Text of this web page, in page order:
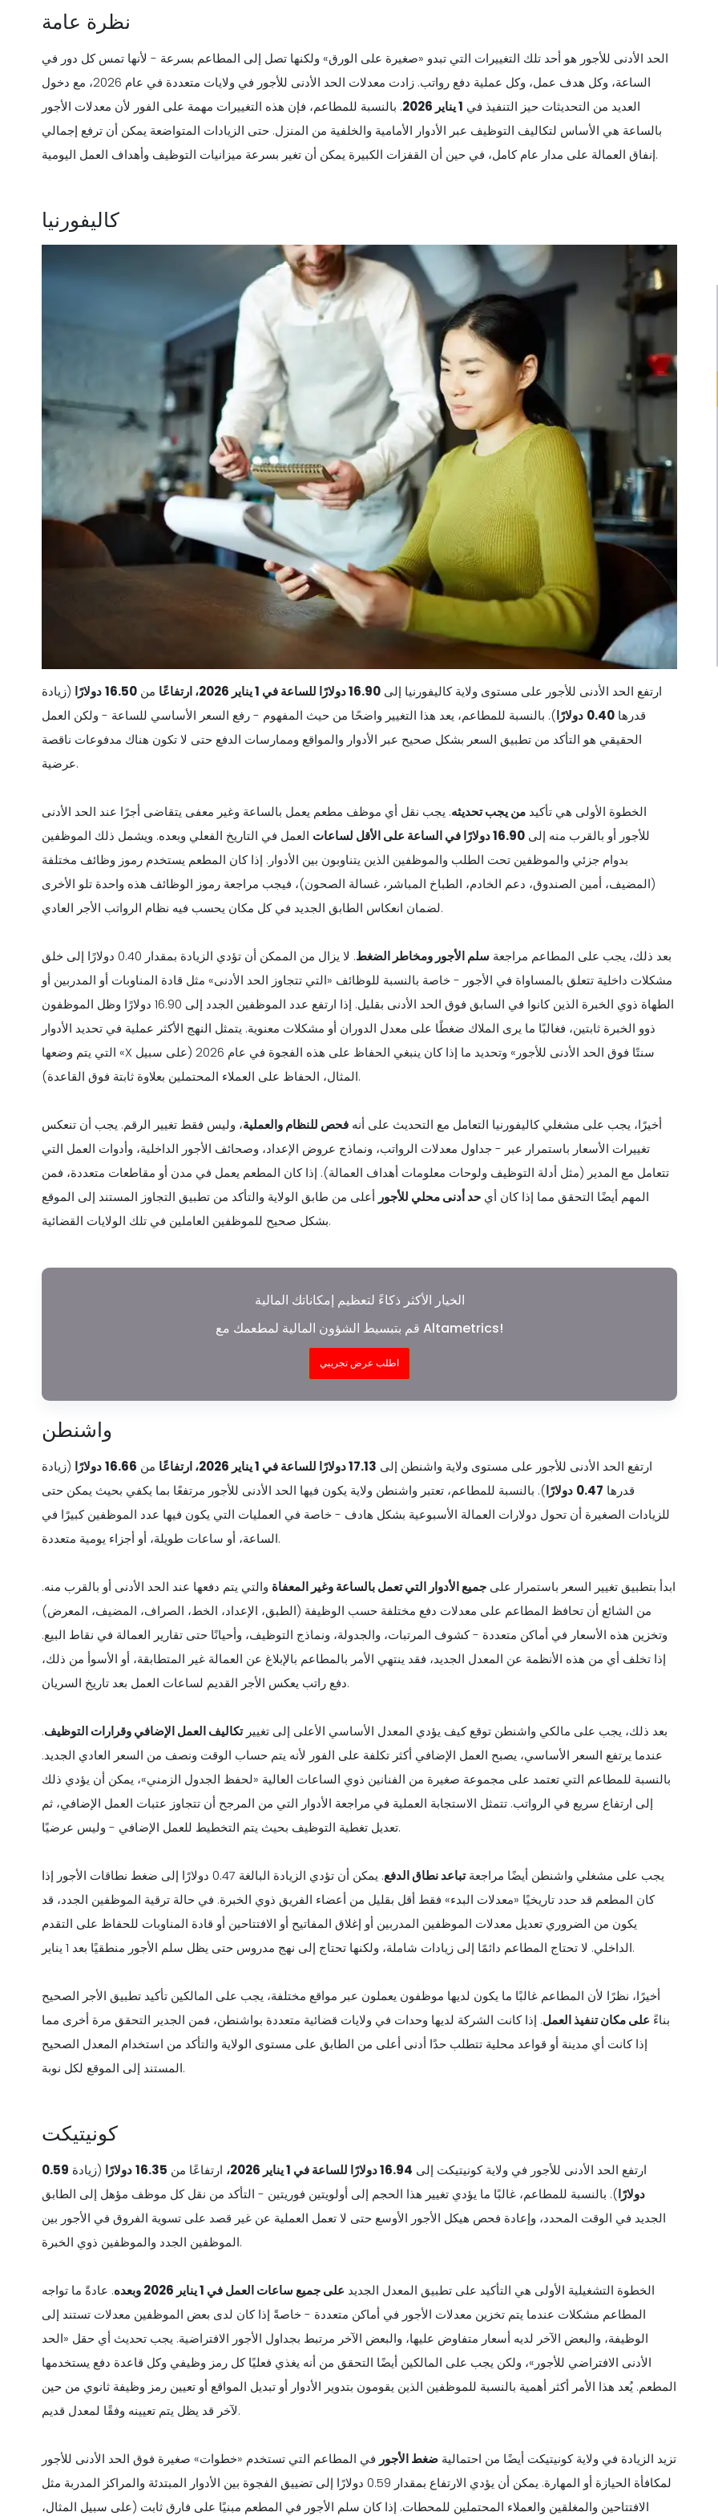
نظرة عامة
الحد الأدنى للأجور هو أحد تلك التغييرات التي تبدو «صغيرة على الورق» ولكنها تصل إلى المطاعم بسرعة - لأنها تمس كل دور في
الساعة، وكل هدف عمل، وكل عملية دفع رواتب. زادت معدلات الحد الأدنى للأجور في ولايات متعددة في عام 2026، مع دخول
العديد من التحديثات حيز التنفيذ في 1 يناير 2026
. بالنسبة للمطاعم، فإن هذه التغييرات مهمة على الفور لأن معدلات الأجور
بالساعة هي الأساس لتكاليف التوظيف عبر الأدوار الأمامية والخلفية من المنزل. حتى الزيادات المتواضعة يمكن أن ترفع إجمالي
إنفاق العمالة على مدار عام كامل، في حين أن القفزات الكبيرة يمكن أن تغير بسرعة ميزانيات التوظيف وأهداف العمل اليومية.
كاليفورنيا
ارتفع الحد الأدنى للأجور على مستوى ولاية كاليفورنيا إلى 16.90دولارًا للساعة في 1 يناير 2026، ارتفاعًا من 16.50دولارًا (زيادة
قدرها 0.40 دولارًا). بالنسبة للمطاعم، يعد هذا التغيير واضحًا من حيث المفهوم - رفع السعر الأساسي للساعة - ولكن العمل
الحقيقي هو التأكد من تطبيق السعر بشكل صحيح عبر الأدوار والمواقع وممارسات الدفع حتى لا تكون هناك مدفوعات ناقصة
عرضية.
الخطوة الأولى هي تأكيد من يجب تحديثه. يجب نقل أي موظف مطعم يعمل بالساعة وغير معفى يتقاضى أجرًا عند الحد الأدنى
للأجور أو بالقرب منه إلى 16.90دولارًافي الساعة على الأقل لساعات العمل في التاريخ الفعلي وبعده. ويشمل ذلك الموظفين
بدوام جزئي والموظفين تحت الطلب والموظفين الذين يتناوبون بين الأدوار. إذا كان المطعم يستخدم رموز وظائف مختلفة
(المضيف، أمين الصندوق، دعم الخادم، الطباخ المباشر، غسالة الصحون)، فيجب مراجعة رموز الوظائف هذه واحدة تلو الأخرى
لضمان انعكاس الطابق الجديد في كل مكان يحسب فيه نظام الرواتب الأجر العادي.
بعد ذلك، يجب على المطاعم مراجعة سلم الأجور ومخاطر الضغط
. لا يزال من الممكن أن تؤدي الزيادة بمقدار 0.40 دولارًا إلى خلق
مشكلات داخلية تتعلق بالمساواة في الأجور - خاصة بالنسبة للوظائف «التي تتجاوز الحد الأدنى» مثل قادة المناوبات أو المدربين أو
الطهاة ذوي الخبرة الذين كانوا في السابق فوق الحد الأدنى بقليل. إذا ارتفع عدد الموظفين الجدد إلى 16.90 دولارًا وظل الموظفون
ذوو الخبرة ثابتين، فغالبًا ما يرى الملاك ضغطًا على معدل الدوران أو مشكلات معنوية. يتمثل النهج الأكثر عملية في تحديد الأدوار
التي يتم وضعها «X سنتًا فوق الحد الأدنى للأجور» وتحديد ما إذا كان ينبغي الحفاظ على هذه الفجوة في عام 2026 (على سبيل
المثال، الحفاظ على العملاء المحتملين بعلاوة ثابتة فوق القاعدة).
أخيرًا، يجب على مشغلي كاليفورنيا التعامل مع التحديث على أنه فحص للنظام والعملية، وليس فقط تغيير الرقم. يجب أن تنعكس
تغييرات الأسعار باستمرار عبر - جداول معدلات الرواتب، ونماذج عروض الإعداد، وصحائف الأجور الداخلية، وأدوات العمل التي
تتعامل مع المدير (مثل أدلة التوظيف ولوحات معلومات أهداف العمالة). إذا كان المطعم يعمل في مدن أو مقاطعات متعددة، فمن
المهم أيضًا التحقق مما إذا كان أي حد أدنى محلي للأجور أعلى من طابق الولاية والتأكد من تطبيق التجاوز المستند إلى الموقع
بشكل صحيح للموظفين العاملين في تلك الولايات القضائية.
الخيار الأكثر ذكاءً لتعظيم إمكاناتك المالية
قم بتبسيط الشؤون المالية لمطعمك مع Altametrics!
اطلب عرض تجريبي
واشنطن
ارتفع الحد الأدنى للأجور على مستوى ولاية واشنطن إلى 17.13دولارًا للساعة في 1 يناير 2026، ارتفاعًا من 16.66دولارًا (زيادة
قدرها 0.47 دولارًا). بالنسبة للمطاعم، تعتبر واشنطن ولاية يكون فيها الحد الأدنى للأجور مرتفعًا بما يكفي بحيث يمكن حتى
للزيادات الصغيرة أن تحول دولارات العمالة الأسبوعية بشكل هادف - خاصة في العمليات التي يكون فيها عدد الموظفين كبيرًا في
الساعة، أو ساعات طويلة، أو أجزاء يومية متعددة.
ابدأ بتطبيق تغيير السعر باستمرار على جميع الأدوار التي تعمل بالساعة وغير المعفاة والتي يتم دفعها عند الحد الأدنى أو بالقرب منه.
من الشائع أن تحافظ المطاعم على معدلات دفع مختلفة حسب الوظيفة (الطبق، الإعداد، الخط، الصراف، المضيف، المعرض)
وتخزين هذه الأسعار في أماكن متعددة - كشوف المرتبات، والجدولة، ونماذج التوظيف، وأحيانًا حتى تقارير العمالة في نقاط البيع.
إذا تخلف أي من هذه الأنظمة عن المعدل الجديد، فقد ينتهي الأمر بالمطاعم بالإبلاغ عن العمالة غير المتطابقة، أو الأسوأ من ذلك،
دفع راتب يعكس الأجر القديم لساعات العمل بعد تاريخ السريان.
بعد ذلك، يجب على مالكي واشنطن توقع كيف يؤدي المعدل الأساسي الأعلى إلى تغييرتكاليف العمل الإضافي وقرارات التوظيف.
عندما يرتفع السعر الأساسي، يصبح العمل الإضافي أكثر تكلفة على الفور لأنه يتم حساب الوقت ونصف من السعر العادي الجديد.
بالنسبة للمطاعم التي تعتمد على مجموعة صغيرة من الفنانين ذوي الساعات العالية «لحفظ الجدول الزمني»، يمكن أن يؤدي ذلك
إلى ارتفاع سريع في الرواتب. تتمثل الاستجابة العملية في مراجعة الأدوار التي من المرجح أن تتجاوز عتبات العمل الإضافي، ثم
تعديل تغطية التوظيف بحيث يتم التخطيط للعمل الإضافي - وليس عرضيًا.
يجب على مشغلي واشنطن أيضًا مراجعةتباعد نطاق الدفع
. يمكن أن تؤدي الزيادة البالغة 0.47 دولارًا إلى ضغط نطاقات الأجور إذا
كان المطعم قد حدد تاريخيًا «معدلات البدء» فقط أقل بقليل من أعضاء الفريق ذوي الخبرة. في حالة ترقية الموظفين الجدد، قد
يكون من الضروري تعديل معدلات الموظفين المدربين أو إغلاق المفاتيح أو الافتتاحين أو قادة المناوبات للحفاظ على التقدم
الداخلي. لا تحتاج المطاعم دائمًا إلى زيادات شاملة، ولكنها تحتاج إلى نهج مدروس حتى يظل سلم الأجور منطقيًا بعد 1 يناير.
أخيرًا، نظرًا لأن المطاعم غالبًا ما يكون لديها موظفون يعملون عبر مواقع مختلفة، يجب على المالكين تأكيد تطبيق الأجر الصحيح
بناءً على مكان تنفيذ العمل. إذا كانت الشركة لديها وحدات في ولايات قضائية متعددة بواشنطن، فمن الجدير التحقق مرة أخرى مما
إذا كانت أي مدينة أو قواعد محلية تتطلب حدًا أدنى أعلى من الطابق على مستوى الولاية والتأكد من استخدام المعدل الصحيح
المستند إلى الموقع لكل نوبة.
كونيتيكت
ارتفع الحد الأدنى للأجور في ولاية كونيتيكت إلى 16.94دولارًا للساعة في 1 يناير 2026، ارتفاعًا من 16.35دولارًا (زيادة 0.59
دولارًا). بالنسبة للمطاعم، غالبًا ما يؤدي تغيير هذا الحجم إلى أولويتين فوريتين - التأكد من نقل كل موظف مؤهل إلى الطابق
الجديد في الوقت المحدد، وإعادة فحص هيكل الأجور الأوسع حتى لا تعمل العملية عن غير قصد على تسوية الفروق في الأجور بين
الموظفين الجدد والموظفين ذوي الخبرة.
الخطوة التشغيلية الأولى هي التأكيد على تطبيق المعدل الجديد على جميع ساعات العمل في 1 يناير 2026 وبعده
. عادةً ما تواجه
المطاعم مشكلات عندما يتم تخزين معدلات الأجور في أماكن متعددة - خاصةً إذا كان لدى بعض الموظفين معدلات تستند إلى
الوظيفة، والبعض الآخر لديه أسعار متفاوض عليها، والبعض الآخر مرتبط بجداول الأجور الافتراضية. يجب تحديث أي حقل «الحد
الأدنى الافتراضي للأجور»، ولكن يجب على المالكين أيضًا التحقق من أنه يغذي فعليًا كل رمز وظيفي وكل قاعدة دفع يستخدمها
المطعم. يُعد هذا الأمر أكثر أهمية بالنسبة للموظفين الذين يقومون بتدوير الأدوار أو تبديل المواقع أو تعيين رمز وظيفة ثانوي من حين
لآخر قد يظل يتم تعيينه وفقًا لمعدل قديم.
تزيد الزيادة في ولاية كونيتيكت أيضًا من احتمالية ضغط الأجور في المطاعم التي تستخدم «خطوات» صغيرة فوق الحد الأدنى للأجور
لمكافأة الحيازة أو المهارة. يمكن أن يؤدي الارتفاع بمقدار 0.59 دولارًا إلى تضييق الفجوة بين الأدوار المبتدئة والمراكز المدربة مثل
الافتتاحين والمغلقين والعملاء المحتملين للمحطات. إذا كان سلم الأجور في المطعم مبنيًا على فارق ثابت (على سبيل المثال،